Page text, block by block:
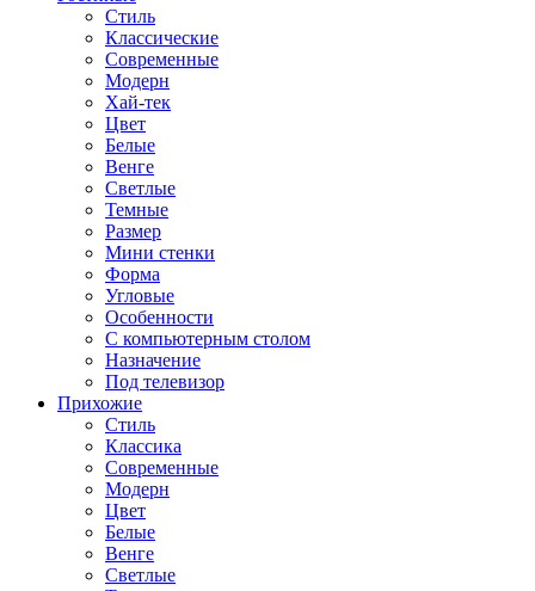
Стиль
Классические
Современные
Модерн
Хай-тек
Цвет
Белые
Венге
Светлые
Темные
Размер
Мини стенки
Форма
Угловые
Особенности
С компьютерным столом
Назначение
Под телевизор
Прихожие
Стиль
Классика
Современные
Модерн
Цвет
Белые
Венге
Светлые